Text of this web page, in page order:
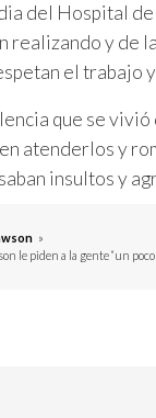
del Hospital
y de
el trabajo
que se
atenderlos y
insultos y
»
le piden a la gente “un